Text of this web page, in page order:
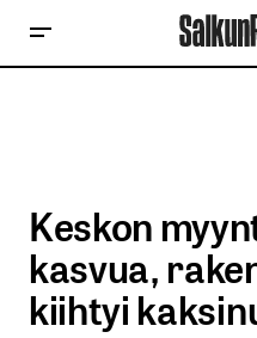
Keskon
kasvua,
kiihtyi